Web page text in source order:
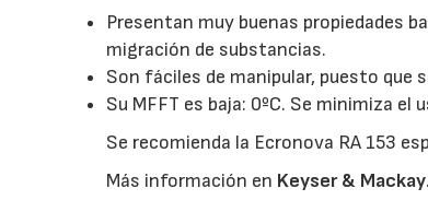
Presentan muy buenas propiedades
migración de substancias.
Son fáciles de manipular, puesto que
Su MFFT es baja: 0ºC. Se minimiza el
Se recomienda la Ecronova RA 153
Más información en Keyser & Mackay.